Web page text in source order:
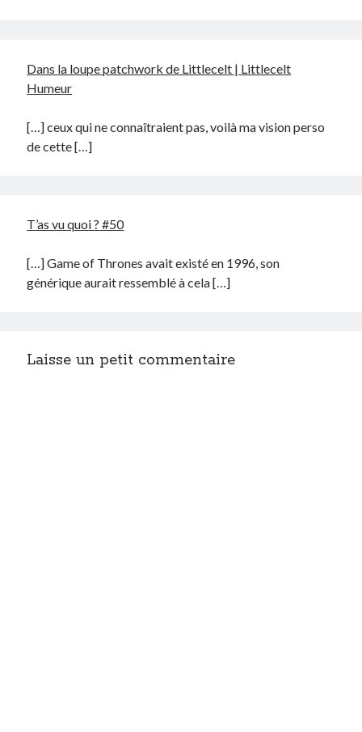
Dans la loupe patchwork de Littlecelt | Littlecelt
Humeur
[…] ceux qui ne connaîtraient pas, voilà ma vision perso
de cette […]
T’as vu quoi ? #50
[…] Game of Thrones avait existé en 1996, son
générique aurait ressemblé à cela […]
Laisse un petit commentaire